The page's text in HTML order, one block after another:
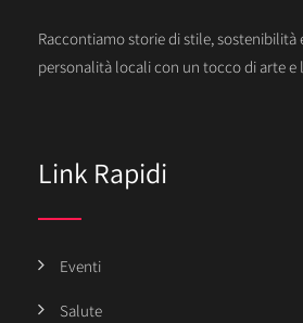
Raccontiamo storie di stile, sostenibilità
personalità locali con un tocco di arte e
Link Rapidi
Eventi
Salute